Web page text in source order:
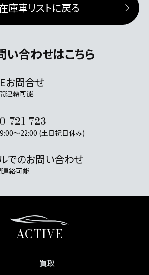
庫車リストに戻る
い合わせはこちら
お問合せ
連絡可能
721-723
～22:00 (土日祝日休み)
でのお問い合わせ
連絡可能
ACTIVE
買取